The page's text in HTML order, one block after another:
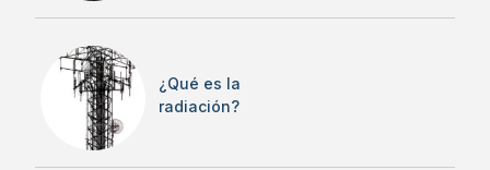
¿Qué es la
radiación?